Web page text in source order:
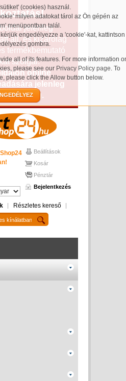
(cookies) használ.
milyen adatokat tárol az Ön gépén az
menüpontban talál.
engedélyezze a 'cookie'-kat, kattintson
gombra.
all of its features. For more information
please see our Privacy Policy page. To
please click the Allow button below.
jelenleg
áll, és kizárólag
termékbemutató
szolgál.
online
jelenleg
lehetőség.
Beállítások
Kosár
Pénztár
Bejelentkezés
Részletes kereső